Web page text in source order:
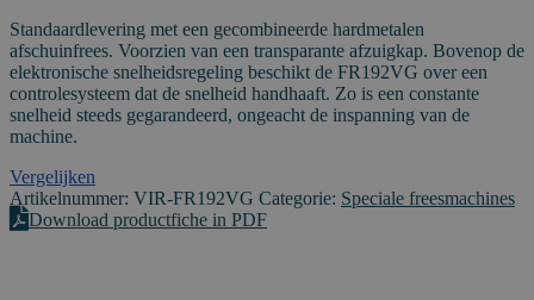
Standaardlevering met een gecombineerde hardmetalen
afschuinfrees. Voorzien van een transparante afzuigkap. Bovenop de
elektronische snelheidsregeling beschikt de FR192VG over een
controlesysteem dat de snelheid handhaaft. Zo is een constante
snelheid steeds gegarandeerd, ongeacht de inspanning van de
machine.
Vergelijken
Artikelnummer: VIR-FR192VG Categorie: Speciale freesmachines
Download productfiche in PDF